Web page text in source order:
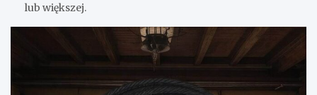
lub większej.